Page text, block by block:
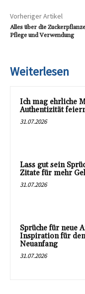
Vorheriger Artikel
Alles über die
Pflege und Verwendung
Weiterlesen
Ich mag ehrliche
Authentizität
31.07.2026
Lass gut sein
Zitate für mehr
31.07.2026
Sprüche für neue
Inspiration für
Neuanfang
31.07.2026